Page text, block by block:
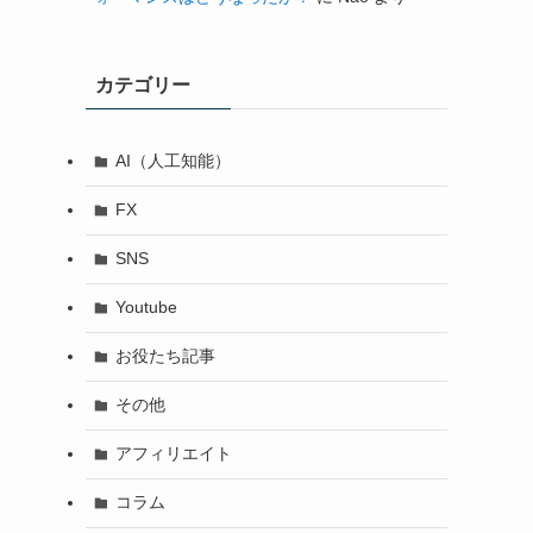
カテゴリー
AI（人工知能）
FX
SNS
Youtube
お役たち記事
その他
アフィリエイト
コラム